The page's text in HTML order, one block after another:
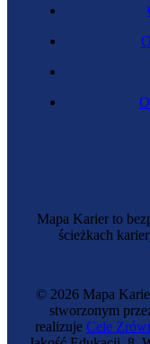
Mapa Karier to
ścieżkach
© 2026 Mapa
stworzonym
realizuje Cele